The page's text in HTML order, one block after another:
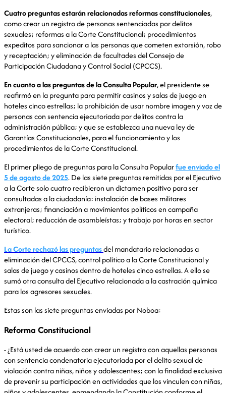
Cuatro preguntas estarán relacionadas reformas constitucionales,
como crear un registro de personas sentenciadas por delitos
sexuales; reformas a la Corte Constitucional; procedimientos
expeditos para sancionar a las personas que cometen extorsión, robo
y receptación; y eliminación de facultades del Consejo de
Participación Ciudadana y Control Social (CPCCS).
En cuanto a las preguntas de la Consulta Popular, el presidente se
reafirmó en la pregunta para permitir casinos y salas de juego en
hoteles cinco estrellas; la prohibición de usar nombre imagen y voz de
personas con sentencia ejecutoriada por delitos contra la
administración pública; y que se establezca una nueva ley de
Garantías Constitucionales, para el funcionamiento y los
procedimientos de la Corte Constitucional.
El primer pliego de preguntas para la Consulta Popularfue enviado el
5 de agosto de 2025. De las siete preguntas remitidas por el Ejecutivo
a la Corte solo cuatro recibieron un dictamen positivo para ser
consultadas a la ciudadanía: instalación de bases militares
extranjeras; financiación a movimientos políticos en campaña
electoral; reducción de asambleístas; y trabajo por horas en sector
turístico.
La Corte rechazó las preguntasdel mandatario relacionadas a
eliminación del CPCCS, control político a la Corte Constitucional y
salas de juego y casinos dentro de hoteles cinco estrellas. A ello se
sumó otra consulta del Ejecutivo relacionada a la castración química
para los agresores sexuales.
Estas son las siete preguntas enviadas por Noboa:
Reforma Constitucional
- ¿Está usted de acuerdo con crear un registro con aquellas personas
con sentencia condenatoria ejecutoriada por el delito sexual de
violación contra niñas, niños y adolescentes; con la finalidad exclusiva
de prevenir su participación en actividades que los vinculen con niñas,